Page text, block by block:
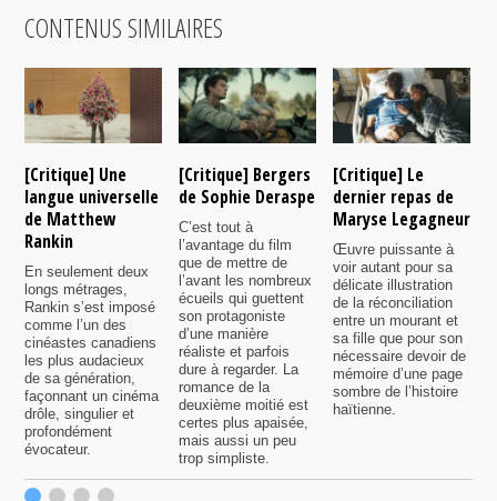
CONTENUS SIMILAIRES
[Critique] Une
langue universelle
de Matthew
Rankin
En seulement deux
longs métrages,
Rankin s’est imposé
comme l’un des
cinéastes canadiens
les plus audacieux
de sa génération,
façonnant un cinéma
drôle, singulier et
profondément
évocateur.
[Critique] Bergers
de Sophie Deraspe
C’est tout à
l’avantage du film
que de mettre de
l’avant les nombreux
écueils qui guettent
son protagoniste
d’une manière
réaliste et parfois
dure à regarder. La
romance de la
deuxième moitié est
certes plus apaisée,
mais aussi un peu
trop simpliste.
[Critique] Le
dernier repas de
Maryse Legagneur
Œuvre puissante à
voir autant pour sa
délicate illustration
de la réconciliation
entre un mourant et
sa fille que pour son
nécessaire devoir de
mémoire d’une page
sombre de l’histoire
haïtienne.